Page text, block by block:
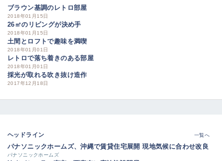
ブラウン基調のレトロ部屋
2018年01月15日
26㎡のリビングが決め手
2018年01月15日
土間とロフトで趣味を満喫
2018年01月01日
レトロで落ち着きのある部屋
2018年01月01日
採光が取れる吹き抜け造作
2017年12月18日
ヘッドライン 一覧へ
パナソニックホームズ、沖縄で賃貸住宅展開 現地気候に合わせ改良
パナソニックホームズ